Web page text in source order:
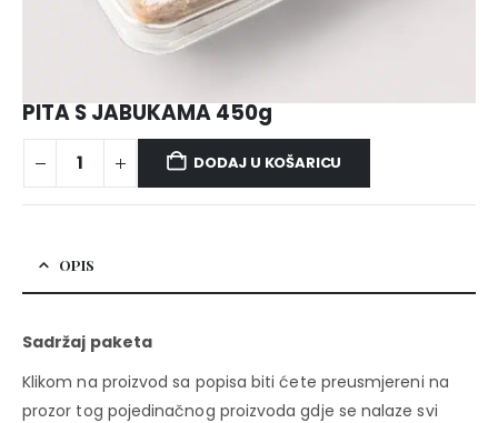
PITA S JABUKAMA 450g
DODAJ U KOŠARICU
OPIS
Sadržaj paketa
Klikom na proizvod sa popisa biti ćete preusmjereni na
prozor tog pojedinačnog proizvoda gdje se nalaze svi